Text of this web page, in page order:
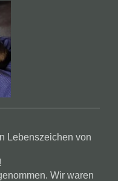
Lebenszeichen von
Wir waren